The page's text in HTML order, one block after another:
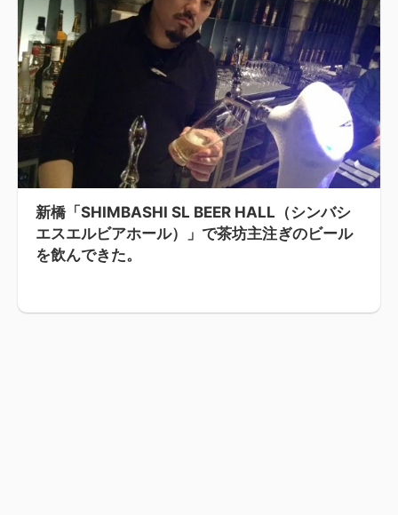
新橋「SHIMBASHI SL BEER HALL（シンバシ
エスエルビアホール）」で茶坊主注ぎのビール
を飲んできた。